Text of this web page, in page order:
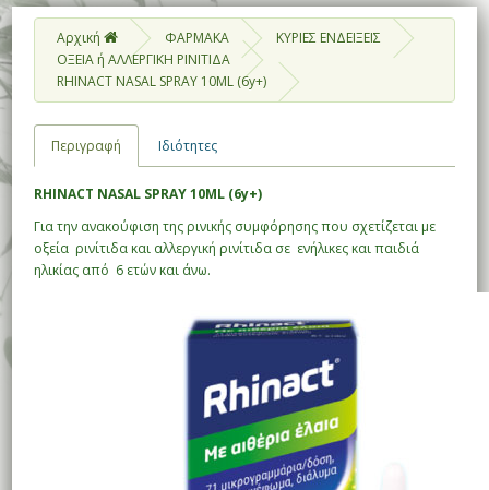
Αρχική ΦΑΡΜΑΚΑ
ΚΥΡΙΕΣ ΕΝΔΕΙΞΕΙΣ
ΟΞΕΙΑ ή ΑΛΛΕΡΓΙΚΗ ΡΙΝΙΤΙΔΑ
RHINACT NASAL SPRAY 10ML (6y+)
Περιγραφή Ιδιότητες
RHINACT NASAL SPRAY 10ML (6y+)
Για την ανακούφιση της ρινικής συμφόρησης που σχετίζεται με
οξεία ρινίτιδα και αλλεργική ρινίτιδα σε ενήλικες και παιδιά
ηλικίας από 6 ετών και άνω.